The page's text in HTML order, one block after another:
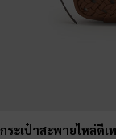
กระเป๋าสะพายไหล่ดี